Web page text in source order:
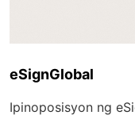
eSignGlobal
Ipinoposisyon ng